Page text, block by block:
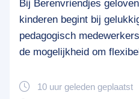
Bij Berenvriendjes
kinderen begint bij
pedagogisch
de mogelijkheid om
10 uur geleden geplaatst